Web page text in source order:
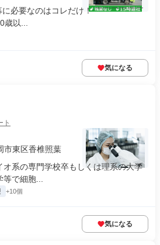
必要なのはコレだけ！ ￣￣￣￣￣￣
以...
気になる
ト
市東区香椎照葉
系の専門学校卒もしくは理系の大学
で細胞...
+10個
気になる